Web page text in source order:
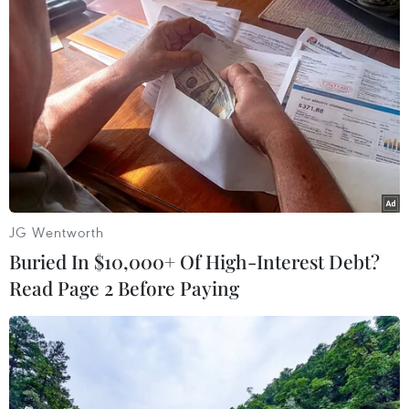
giới.
Năm 2023, ngành Du lịch phục vụ khoảng 110 triệu khách du
lịch nội địa, 13 triệu khách quốc tế. (Ảnh: CTV/Vietnam+)
JG Wentworth
Buried In $10,000+ Of High-Interest Debt?
Read Page 2 Before Paying